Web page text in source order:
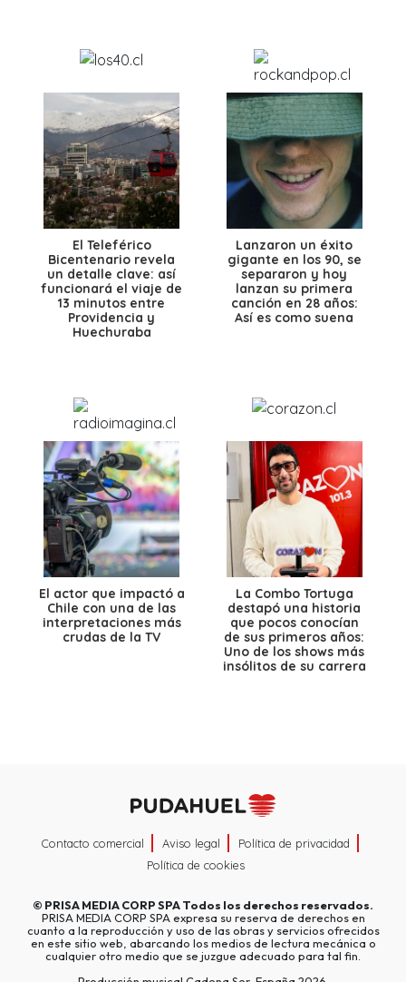
El Teleférico
Bicentenario revela
un detalle clave: así
funcionará el viaje de
13 minutos entre
Providencia y
Huechuraba
Lanzaron un éxito
gigante en los 90, se
separaron y hoy
lanzan su primera
canción en 28 años:
Así es como suena
El actor que impactó a
Chile con una de las
interpretaciones más
crudas de la TV
La Combo Tortuga
destapó una historia
que pocos conocían
de sus primeros años:
Uno de los shows más
insólitos de su carrera
Contacto comercial Aviso legal
Política de privacidad
Política de cookies
© PRISA MEDIA CORP SPATodos los derechos reservados.
PRISA MEDIA CORP SPA expresa su reserva de derechos en
cuanto a la reproducción y uso de las obras y servicios ofrecidos
en este sitio web, abarcando los medios de lectura mecánica o
cualquier otro medio que se juzgue adecuado para tal fin.